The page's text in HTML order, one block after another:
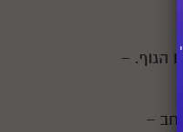
הגוף. −
−